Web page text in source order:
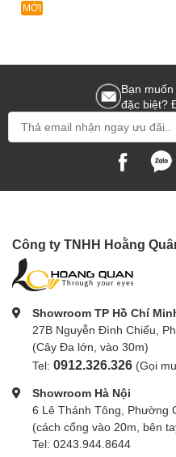
MỚI
Bạn
đặc biệt?
Công ty TNHH Hoằng
Showroom TP Hồ Chí
27B Nguyễn Đình Chiểu,
(Cây Đa lớn, vào 30m)
Tel: 0912.326.326 (Gọi
Showroom Hà Nội
6 Lê Thánh Tông, Phường
(cách cổng vào 20m, bên
Tel: 0243.944.8644